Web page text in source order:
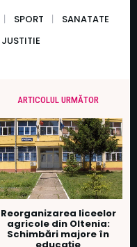
SPORT
SANATATE
JUSTITIE
ARTICOLUL URMĂTOR
Reorganizarea liceelor
agricole din Oltenia:
Schimbări majore în